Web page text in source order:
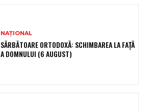
NAȚIONAL
SĂRBĂTOARE ORTODOXĂ: SCHIMBAREA LA FAȚĂ
A DOMNULUI (6 AUGUST)